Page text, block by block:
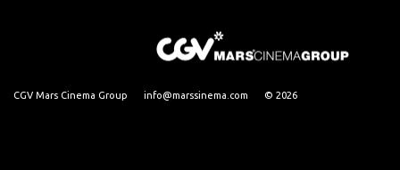
CGV Mars Cinema Group info@marssinema.com © 2026